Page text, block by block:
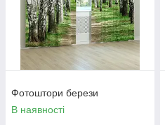
Фотоштори берези
В наявності